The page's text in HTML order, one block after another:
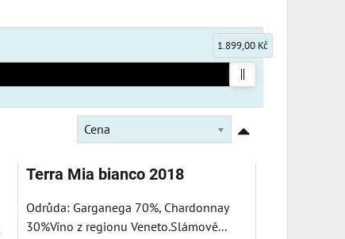
1.899,00 Kč
Cena
Terra Mia bianco 2018
Odrůda: Garganega 70%, Chardonnay
30%Víno z regionu Veneto.Slámově...